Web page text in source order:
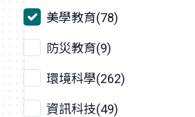
美學教育(78)
防災教育(9)
環境科學(262)
資訊科技(49)